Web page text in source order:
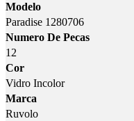
Modelo
Paradise 1280706
Numero De Pecas
12
Cor
Vidro Incolor
Marca
Ruvolo